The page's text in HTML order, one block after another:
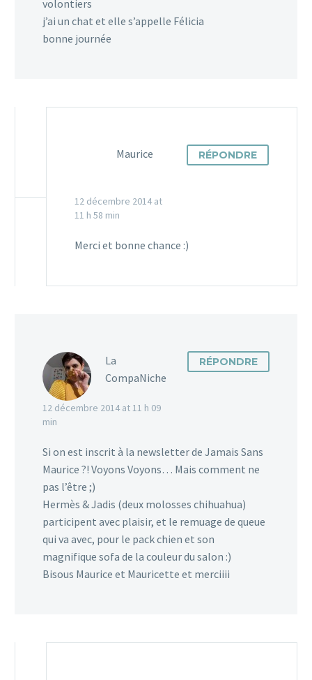
volontiers
j’ai un chat et elle s’appelle Félicia
bonne journée
Maurice
12 décembre 2014 at
11 h 58 min
RÉPONDRE
Merci et bonne chance :)
La
CompaNiche
12 décembre 2014 at 11 h 09
min
RÉPONDRE
Si on est inscrit à la newsletter de Jamais Sans
Maurice ?! Voyons Voyons… Mais comment ne
pas l’être ;)
Hermès & Jadis (deux molosses chihuahua)
participent avec plaisir, et le remuage de queue
qui va avec, pour le pack chien et son
magnifique sofa de la couleur du salon :)
Bisous Maurice et Mauricette et merciiii